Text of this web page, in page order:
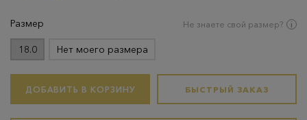
Размер Не знаете свой размер?
18.0 Нет моего размера
ДОБАВИТЬ В КОРЗИНУ БЫСТРЫЙ ЗАКАЗ